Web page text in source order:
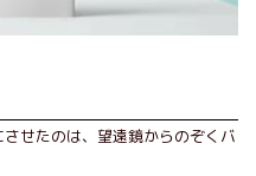
せたのは、望遠鏡からのぞくバ